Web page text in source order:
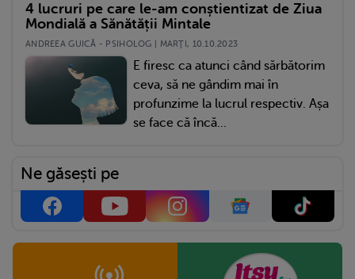
4 lucruri pe care le-am conștientizat de Ziua
Mondială a Sănătății Mintale
ANDREEA GUICĂ - PSIHOLOG | MARŢI, 10.10.2023
E firesc ca atunci când sărbătorim
ceva, să ne gândim mai în
profunzime la lucrul respectiv. Așa
se face că încă...
Ne găsești pe